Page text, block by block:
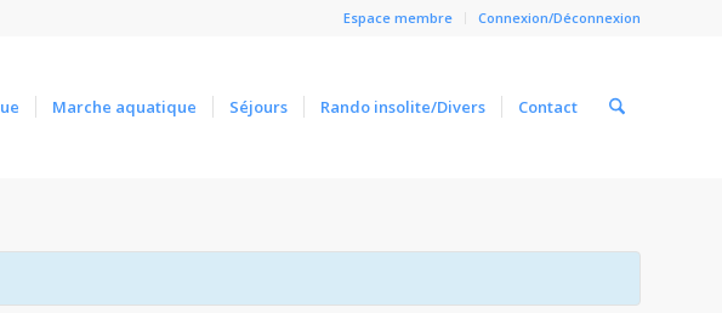
Espace membre Connexion/Déconnexion
Marche aquatique Séjours Rando insolite/Divers Contact